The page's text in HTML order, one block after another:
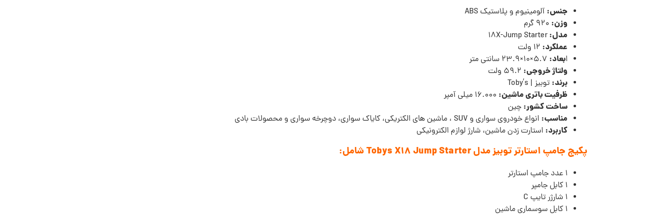
جنس: آلومینیوم و پلاستیک ABS
وزن:
مدل:18X-Jump Starter
عملکرد:
ابعاد:
ولتاژ خروجی:
برند: توبیز | Toby’s
ظرفیت باتری ماشین:
ساخت کشور: چین
مناسب: انواع خودروی سواری و SUV ، ماشین های الکتریکی، کایاک سواری، دوچرخه سواری و محصولات بادی
کاربرد: استارت زدن ماشین، شارژ لوازم الکترونیکی
پکیج جامپ استارتر توبیز مدل Tobys X18 Jump Starter شامل:
1 عدد جامپ استارتر
1 کابل جامپر
1 شارژر تایپ C
1 کابل سوسماری ماشین